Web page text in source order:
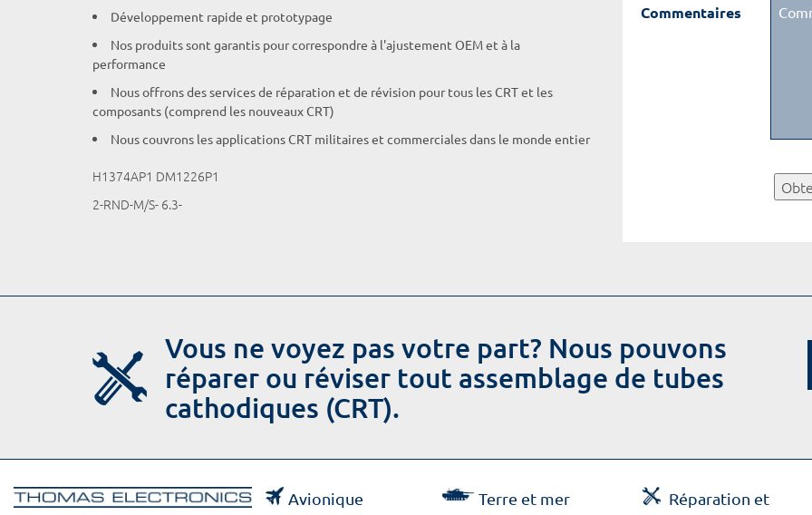
Développement rapide et prototypage
Nos produits sont garantis pour correspondre à l'ajustement OEM et à la
performance
Nous offrons des services de réparation et de révision pour tous les CRT et les
composants (comprend les nouveaux CRT)
Nous couvrons les applications CRT militaires et commerciales dans le monde entier
H1374AP1 DM1226P1
2-RND-M/S- 6.3-
Commentaires
Vous ne voyez pas votre part? Nous pouvons
réparer ou réviser tout assemblage de tubes
cathodiques (CRT).
Avionique Terre et mer
Réparation et